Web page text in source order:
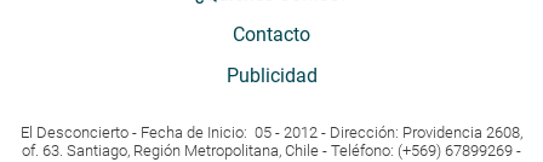
Contacto
Publicidad
El Desconcierto - Fecha de Inicio: 05 - 2012 - Dirección: Providencia 2608,
of. 63. Santiago, Región Metropolitana, Chile - Teléfono: (+569) 67899269 -